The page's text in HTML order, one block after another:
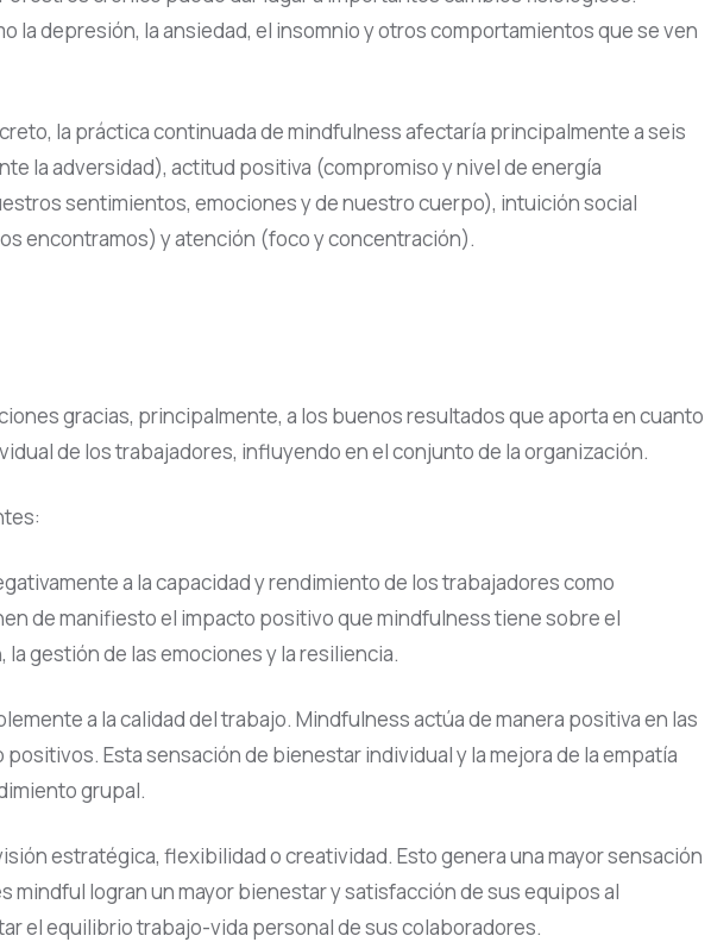
depresión, la ansiedad, el insomnio y otros comportamientos que se ven
la práctica continuada de mindfulness afectaría principalmente a seis
la adversidad), actitud positiva (compromiso y nivel de energía
sentimientos, emociones y de nuestro cuerpo), intuición social
encontramos) y atención (foco y concentración).
gracias, principalmente, a los buenos resultados que aporta en cuanto
de los trabajadores, influyendo en el conjunto de la organización.
a la capacidad y rendimiento de los trabajadores como
de manifiesto el impacto positivo que mindfulness tiene sobre el
gestión de las emociones y la resiliencia.
a la calidad del trabajo. Mindfulness actúa de manera positiva en las
Esta sensación de bienestar individual y la mejora de la empatía
grupal.
estratégica, flexibilidad o creatividad. Esto genera una mayor sensación
logran un mayor bienestar y satisfacción de sus equipos al
el equilibrio trabajo-vida personal de sus colaboradores.